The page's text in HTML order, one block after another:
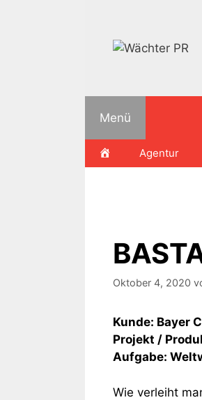
Menü
HOMEAgentur
Oktober 4, 2020
Kunde: Bayer
Projekt /
Aufgabe:
Wie verleiht